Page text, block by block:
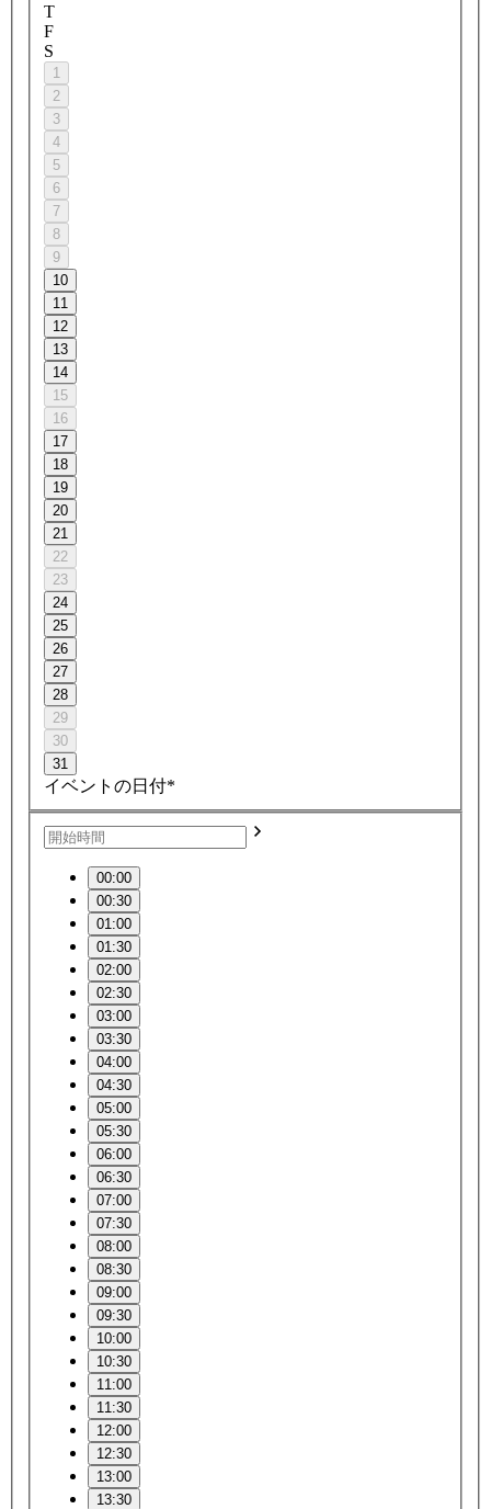
T
F
S
1
2
3
4
5
6
7
8
9
10
11
12
13
14
15
16
17
18
19
20
21
22
23
24
25
26
27
28
29
30
31
イベントの日付*
00:00
00:30
01:00
01:30
02:00
02:30
03:00
03:30
04:00
04:30
05:00
05:30
06:00
06:30
07:00
07:30
08:00
08:30
09:00
09:30
10:00
10:30
11:00
11:30
12:00
12:30
13:00
13:30